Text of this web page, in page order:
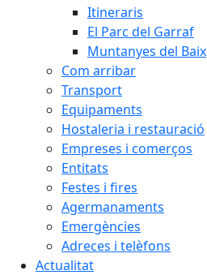
Itineraris
El Parc del Garraf
Muntanyes del Baix
Com arribar
Transport
Equipaments
Hostaleria i restauració
Empreses i comerços
Entitats
Festes i fires
Agermanaments
Emergències
Adreces i telèfons
Actualitat